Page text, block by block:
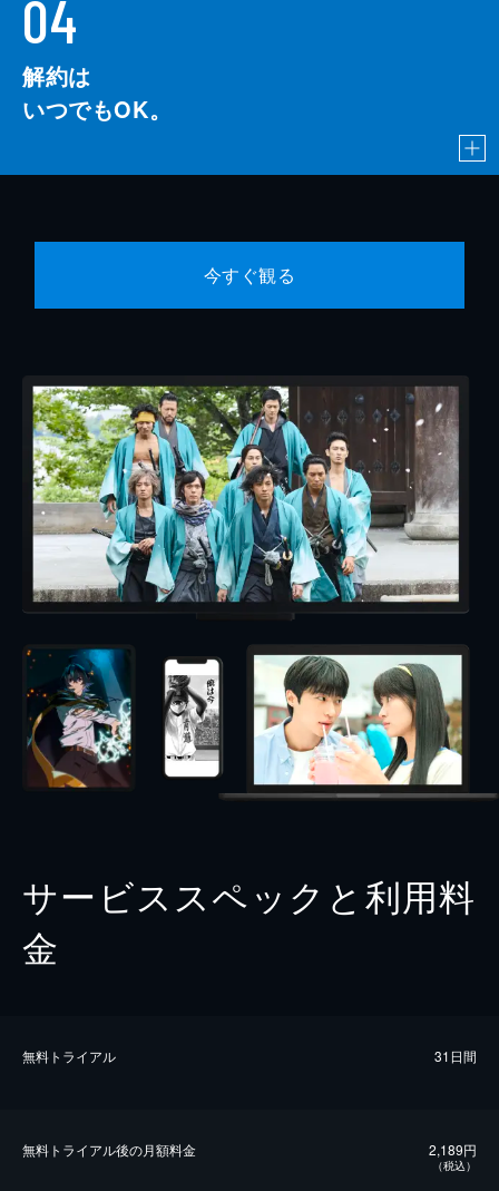
04
解約は
いつでもOK。
今すぐ観る
サービススペックと利用料
金
無料トライアル 31日間
無料トライアル後の⽉額料金 2,189円
（税込）